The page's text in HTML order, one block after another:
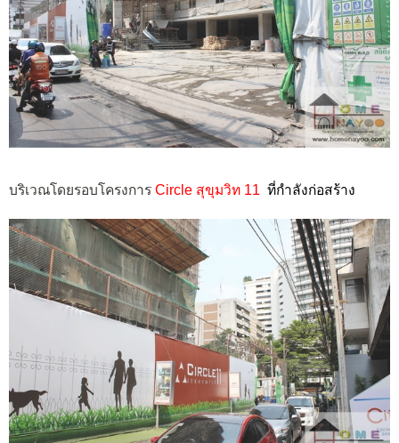
บริเวณโดยรอบโครงการ Circle สุขุมวิท 11 ที่กำลังก่อสร้าง